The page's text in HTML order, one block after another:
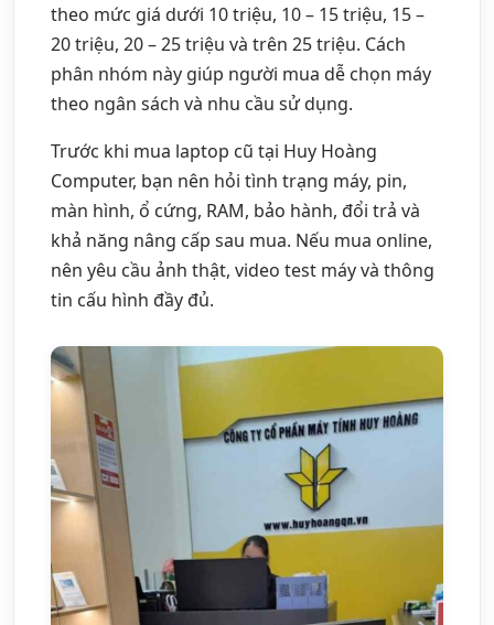
theo mức giá dưới 10 triệu, 10 – 15 triệu, 15 –
20 triệu, 20 – 25 triệu và trên 25 triệu. Cách
phân nhóm này giúp người mua dễ chọn máy
theo ngân sách và nhu cầu sử dụng.
Trước khi mua laptop cũ tại Huy Hoàng
Computer, bạn nên hỏi tình trạng máy, pin,
màn hình, ổ cứng, RAM, bảo hành, đổi trả và
khả năng nâng cấp sau mua. Nếu mua online,
nên yêu cầu ảnh thật, video test máy và thông
tin cấu hình đầy đủ.